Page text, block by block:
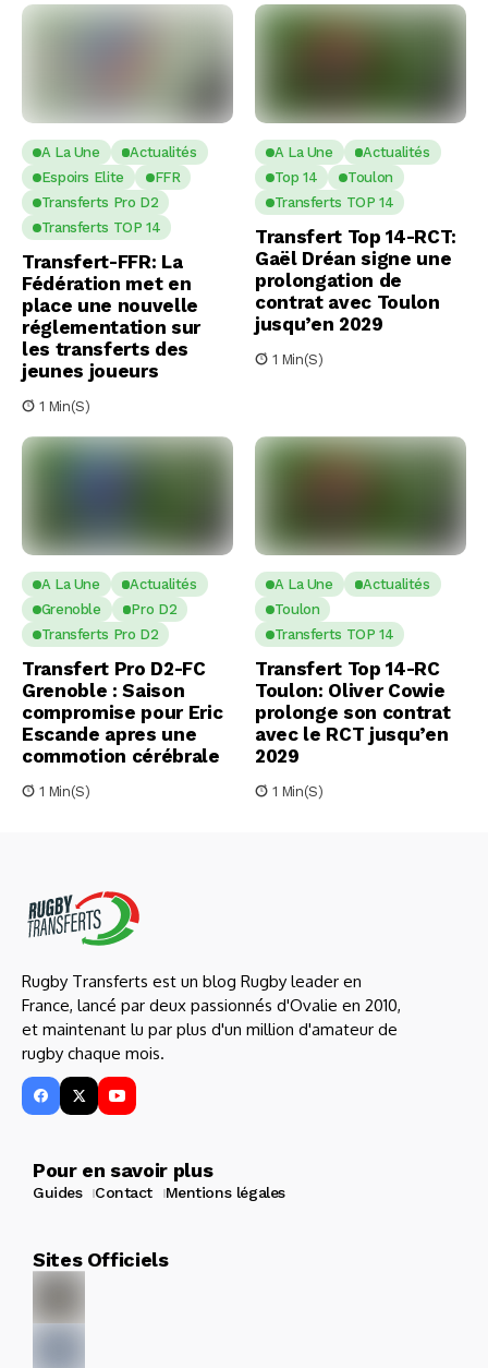
A La Une
Actualités
Espoirs Elite
FFR
Transferts Pro D2
Transferts TOP 14
Transfert-FFR: La
Fédération met en
place une nouvelle
réglementation sur
les transferts des
jeunes joueurs
1 Min(s)
A La Une
Actualités
Top 14
Toulon
Transferts TOP 14
Transfert Top 14-RCT:
Gaël Dréan signe une
prolongation de
contrat avec Toulon
jusqu’en 2029
1 Min(s)
A La Une
Actualités
Grenoble
Pro D2
Transferts Pro D2
Transfert Pro D2-FC
Grenoble : Saison
compromise pour Eric
Escande apres une
commotion cérébrale
1 Min(s)
A La Une
Actualités
Toulon
Transferts TOP 14
Transfert Top 14-RC
Toulon: Oliver Cowie
prolonge son contrat
avec le RCT jusqu’en
2029
1 Min(s)
Rugby Transferts est un blog Rugby leader en
France, lancé par deux passionnés d'Ovalie en 2010,
et maintenant lu par plus d'un million d'amateur de
rugby chaque mois.
Pour en savoir plus
Guides Contact Mentions légales
Sites Officiels